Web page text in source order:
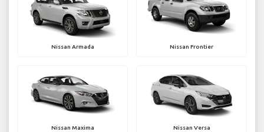
Nissan Armada Nissan Frontier
Nissan Maxima Nissan Versa